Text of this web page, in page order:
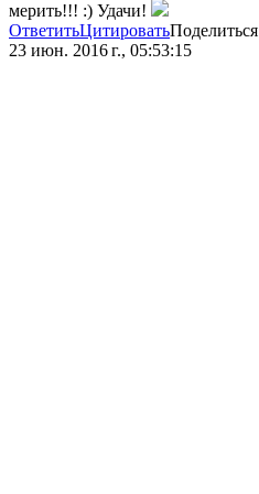
мерить!!! :) Удачи!
ОтветитьЦитироватьПоделиться
23 июн. 2016 г., 05:53:15